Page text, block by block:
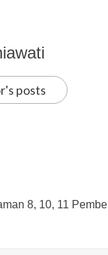
posts
8, 10, 11